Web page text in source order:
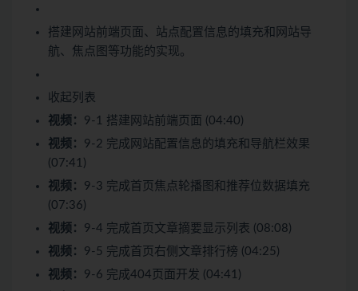
搭建网站前端页面、站点配置信息的填充和网站导
航、焦点图等功能的实现。
收起列表
视频： 9-1 搭建网站前端页面 (04:40)
视频： 9-2 完成网站配置信息的填充和导航栏效果
(07:41)
视频： 9-3 完成首页焦点轮播图和推荐位数据填充
(07:36)
视频： 9-4 完成首页文章摘要显示列表 (08:08)
视频： 9-5 完成首页右侧文章排行榜 (04:25)
视频： 9-6 完成404页面开发 (04:41)